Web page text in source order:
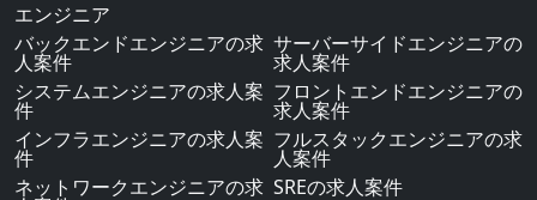
エンジニア
バックエンドエンジニアの求
人案件
サーバーサイドエンジニアの
求人案件
システムエンジニアの求人案
件
フロントエンドエンジニアの
求人案件
インフラエンジニアの求人案
件
フルスタックエンジニアの求
人案件
ネットワークエンジニアの求 SREの求人案件